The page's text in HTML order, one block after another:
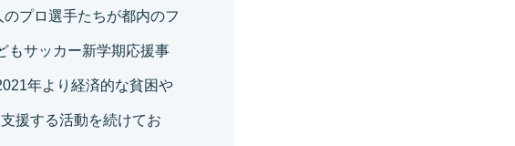
プロ選手たちが都内のフ
もサッカー新学期応援事
年より経済的な貧困や
援する活動を続けてお